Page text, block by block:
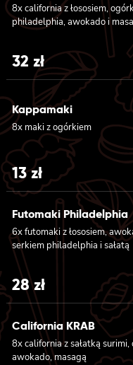
sałatą 6x futomaki z
serkiem philadelphia,
kanpyo, sałatą, sosem
8x california z łososiem,
philadelphia, awokado i
32 zł
Kappamaki
8x maki z ogórkiem
13zł
Futomaki Philadelphia
6x futomaki z łososiem,
serkiem philadelphia i sałatą
28zł
California KRAB
8x california z sałatką
awokado, masagą